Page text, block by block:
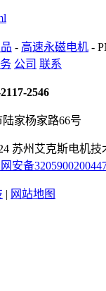
- 高速永磁电机 -
公司 联系
2546
家杨家路66号
苏州艾克斯电机技
安备
| 网站地图